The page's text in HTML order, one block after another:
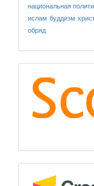
национальная
ислам буддизм
обряд